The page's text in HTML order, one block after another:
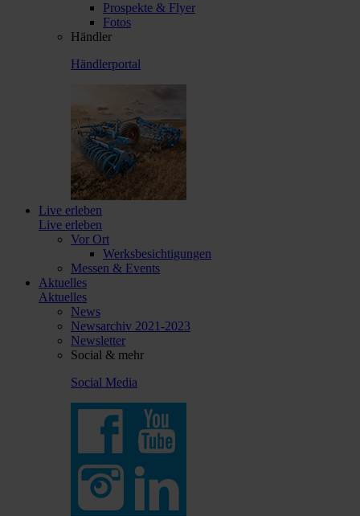
Prospekte & Flyer
Fotos
Händler
Händlerportal
Live erleben
Live erleben
Vor Ort
Werksbesichtigungen
Messen & Events
Aktuelles
Aktuelles
News
Newsarchiv 2021-2023
Newsletter
Social & mehr
Social Media